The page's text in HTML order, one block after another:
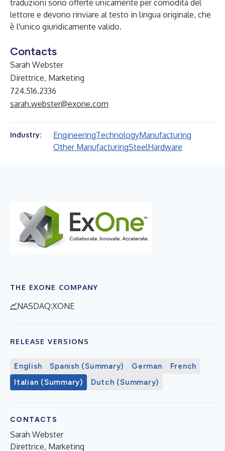
traduzioni sono offerte unicamente per comodità del
lettore e devono rinviare al testo in lingua originale, che
è l'unico giuridicamente valido.
Contacts
Sarah Webster
Direttrice, Marketing
724.516.2336
sarah.webster@exone.com
Industry: EngineeringTechnologyManufacturing
Other ManufacturingSteelHardware
THE EXONE COMPANY
NASDAQ:XONE
RELEASE VERSIONS
English Spanish (Summary) German
French
Italian (Summary)
Dutch (Summary)
CONTACTS
Sarah Webster
Direttrice, Marketing